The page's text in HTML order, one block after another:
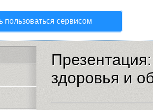
пользоваться сервисом
здоровья и